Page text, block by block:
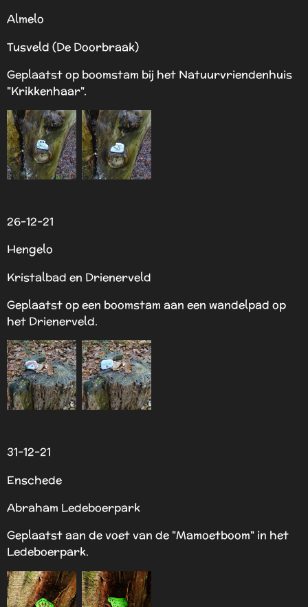
Almelo
Tusveld (De Doorbraak)
Geplaatst op boomstam bij het Natuurvriendenhuis
"Krikkenhaar".
26-12-21
Hengelo
Kristalbad en Drienerveld
Geplaatst op een boomstam aan een wandelpad op
het Drienerveld.
31-12-21
Enschede
Abraham Ledeboerpark
Geplaatst aan de voet van de "Mamoetboom" in het
Ledeboerpark.